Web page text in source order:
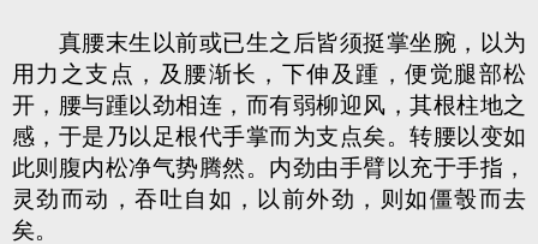
真腰末生以前或已生之后皆须挺掌坐腕，以为
用力之支点，及腰渐长，下伸及踵，便觉腿部松
开，腰与踵以劲相连，而有弱柳迎风，其根柱地之
感，于是乃以足根代手掌而为支点矣。转腰以变如
此则腹内松净气势腾然。内劲由手臂以充于手指，
灵劲而动，吞吐自如，以前外劲，则如僵彀而去
矣。